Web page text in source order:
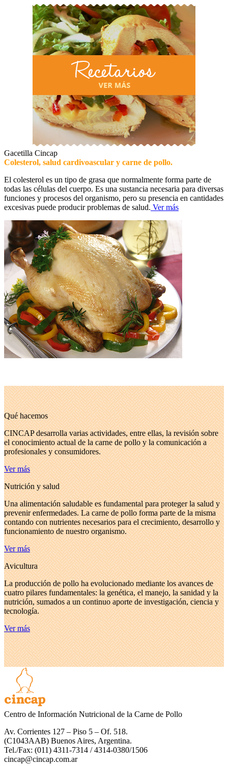
Gacetilla Cincap
Colesterol, salud cardivoascular y carne de pollo.
El colesterol es un tipo de grasa que normalmente forma parte de
todas las células del cuerpo. Es una sustancia necesaria para diversas
funciones y procesos del organismo, pero su presencia en cantidades
excesivas puede producir problemas de salud. Ver más
Qué hacemos
CINCAP desarrolla varias actividades, entre ellas, la revisión sobre
el conocimiento actual de la carne de pollo y la comunicación a
profesionales y consumidores.
Ver más
Nutrición y salud
Una alimentación saludable es fundamental para proteger la salud y
prevenir enfermedades. La carne de pollo forma parte de la misma
contando con nutrientes necesarios para el crecimiento, desarrollo y
funcionamiento de nuestro organismo.
Ver más
Avicultura
La producción de pollo ha evolucionado mediante los avances de
cuatro pilares fundamentales: la genética, el manejo, la sanidad y la
nutrición, sumados a un continuo aporte de investigación, ciencia y
tecnología.
Ver más
Centro de Información Nutricional de la Carne de Pollo
Av. Corrientes 127 – Piso 5 – Of. 518.
(C1043AAB) Buenos Aires, Argentina.
Tel./Fax: (011) 4311-7314 / 4314-0380/1506
cincap@cincap.com.ar